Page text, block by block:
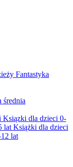
Fantastyka
średnia
Ksiązki dla dzieci 0-
lat Książki dla dzieci
lat